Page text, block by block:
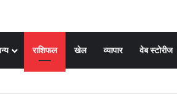
राशिफल खेल व्यापार वेब स्टोरीज